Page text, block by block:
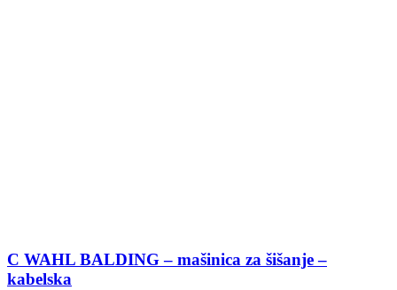
C WAHL BALDING – mašinica za šišanje –
kabelska